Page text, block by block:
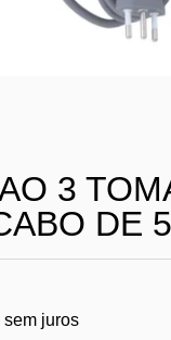
3
DE
sem juros